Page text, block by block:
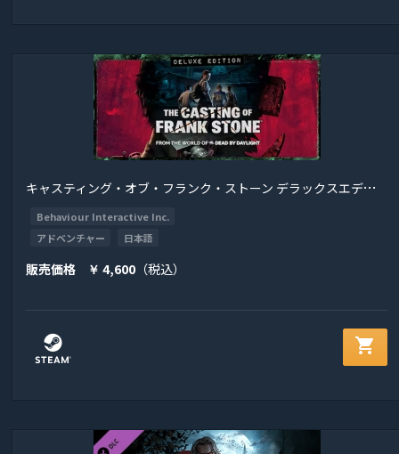
キ
ャスティング・オブ・フランク・ストーン デラックスエディション
Behaviour Interactive Inc.
アドベンチャー
日本語
販売価格 ￥ 4,600 （税込）
shopping_cart